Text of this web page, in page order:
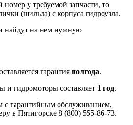
номер у требуемой запчасти, то
(шильда) с корпуса гидроузла.
найдут на нем нужную
гарантия полгода.
и гидромоторы составляет 1 год.
с гарантийным обслуживанием,
в Пятигорске 8 (800) 555-86-73.